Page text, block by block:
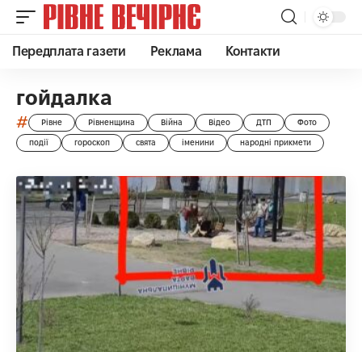
Передплата газети Реклама Контакти
гойдалка
# Рівне Рівненщина Війна Відео ДТП Фото
події гороскоп свята іменини народні прикмети